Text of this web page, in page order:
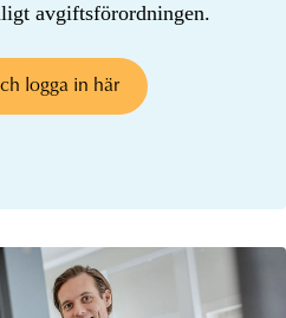
avgiftsförordningen.
logga in här